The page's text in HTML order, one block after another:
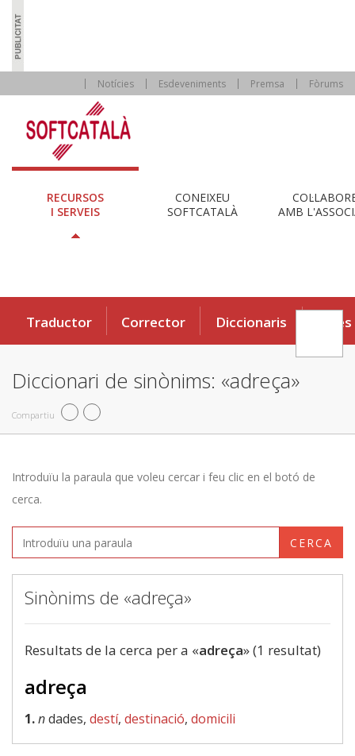
Notícies Esdeveniments Premsa Fòrums
RECURSOS
I SERVEIS
CONEIXEU
SOFTCATALÀ
AMB
Traductor Corrector Diccionaris Eines
Diccionari de sinònims: «adreça»
Compartiu
Introduïu la paraula que voleu cercar i feu clic en el botó de
cerca.
CERCA
Sinònims de «adreça»
Resultats de la cerca per a «adreça» (1 resultat)
adreça
1.ndades, destí, destinació, domicili